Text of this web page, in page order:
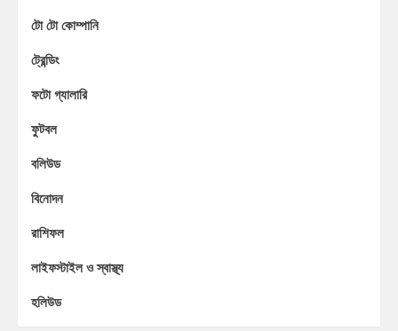
টো টো কোম্পানি
ট্রেন্ডিং
ফটো গ্যালারি
ফুটবল
বলিউড
বিনোদন
রাশিফল
লাইফস্টাইল ও স্বাস্থ্য
হলিউড